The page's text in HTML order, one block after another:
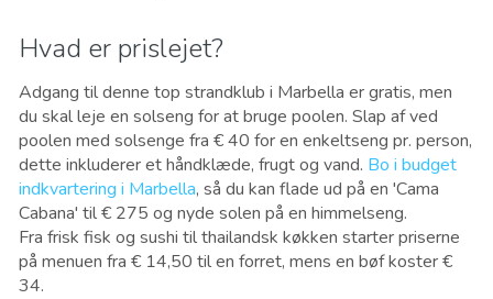
Hvad er prislejet?
Adgang til denne top strandklub i Marbella er gratis, men
du skal leje en solseng for at bruge poolen. Slap af ved
poolen med solsenge fra € 40 for en enkeltseng pr. person,
dette inkluderer et håndklæde, frugt og vand. Bo i budget
indkvartering i Marbella, så du kan flade ud på en 'Cama
Cabana' til € 275 og nyde solen på en himmelseng.
Fra frisk fisk og sushi til thailandsk køkken starter priserne
på menuen fra € 14,50 til en forret, mens en bøf koster €
34.